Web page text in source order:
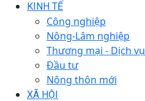
KINH TẾ
Công nghiệp
Nông-Lâm nghiệp
Thương mại - Dịch vụ
Đầu tư
Nông thôn mới
XÃ HỘI